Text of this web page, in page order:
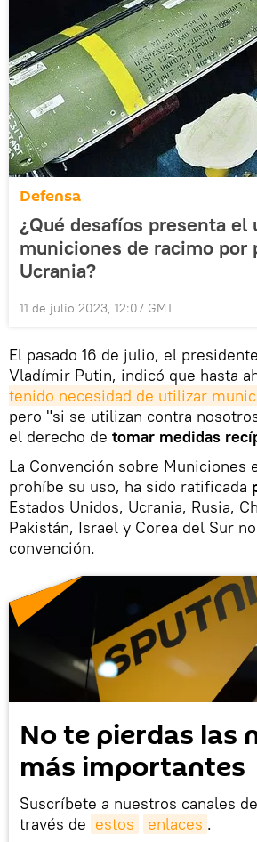
Defensa
¿Qué desafíos presenta el
municiones de racimo por
Ucrania?
11 de julio 2023, 12:07 GMT
El pasado 16 de julio, el
Vladímir Putin, indicó que hasta
tenido necesidad de utilizar
pero "si se utilizan contra
el derecho de tomar medidas
La Convención sobre Municiones
prohíbe su uso, ha sido ratificada
Estados Unidos, Ucrania, Rusia,
Pakistán, Israel y Corea del Sur
convención.
No te pierdas las
más importantes
Suscríbete a nuestros canales
través de estos enlaces .